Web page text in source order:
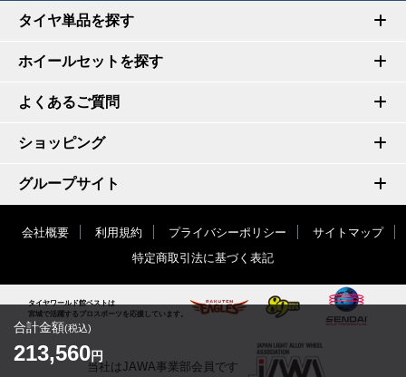
合計金額(税込)
213,560円
タイヤ単品を探す
ホイールセットを探す
よくあるご質問
ショッピング
グループサイト
会社概要 利用規約 プライバシーポリシー
サイトマップ
特定商取引法に基づく表記
タイヤワールド館ベストは
宮城で活躍するプロスポーツを応援しています。
当社はJAWA事業部会員です